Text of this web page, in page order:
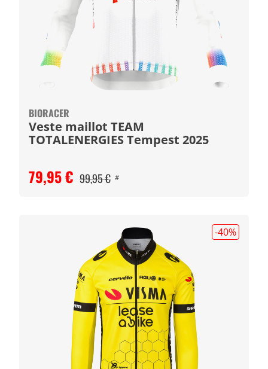
BIORACER
Veste maillot TEAM
TOTALENERGIES Tempest 2025
79,95 € 99,95 € #
-40%